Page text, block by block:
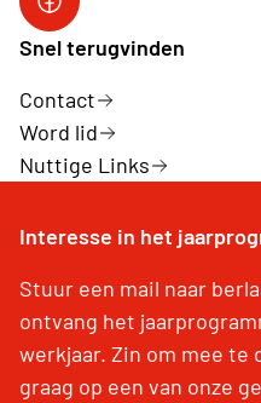
Facebook Neos Berlaar
Snel terugvinden
Contact
Word lid
Nuttige Links
Interesse in het
Stuur een mail naar
ontvang het
werkjaar. Zin om mee te
graag op een van onze